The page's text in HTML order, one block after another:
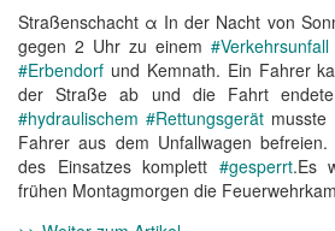
Straßenschacht α In der Nacht von
gegen 2 Uhr zu einem #Verkehrsunfall
#Erbendorf und Kemnath. Ein Fahrer
der Straße ab und die Fahrt
#hydraulischem #Rettungsgerät musste
Fahrer aus dem Unfallwagen befreien.
des Einsatzes komplett #gesperrt.Es
frühen Montagmorgen die